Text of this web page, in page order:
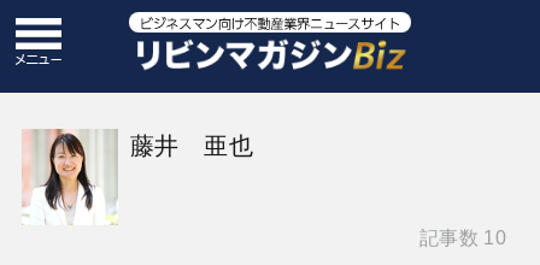
藤井 亜也
記事数 10